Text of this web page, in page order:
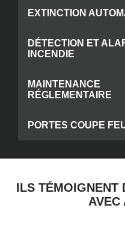
EXTINCTION
DÉTECTION ET
INCENDIE
MAINTENANCE
RÉGLEMENTAIRE
PORTES COUPE
ILS TÉMOIGNENT
AVEC